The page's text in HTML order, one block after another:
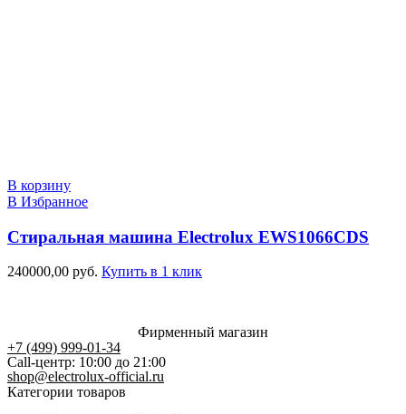
В корзину
В Избранное
Стиральная машина Electrolux EWS1066CDS
240000,00 руб. Купить в 1 клик
Фирменный магазин
+7 (499) 999-01-34
Call-центр: 10:00 до 21:00
shop@electrolux-official.ru
Категории товаров